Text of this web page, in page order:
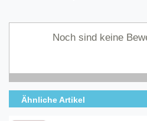
Noch sind keine
Ähnliche Artikel